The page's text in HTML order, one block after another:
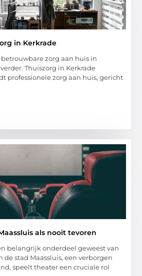
in Kerkrade
zorg aan huis in
Thuiszorg in Kerkrade
professionele zorg aan huis, gericht
als nooit tevoren
belangrijk onderdeel geweest van
stad Maassluis, een verborgen
speelt theater een cruciale rol